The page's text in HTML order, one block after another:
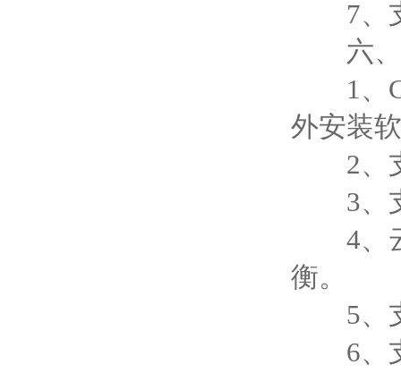
7、支
六、
1、CS
外安装
2、支
3、支
4、云
衡。
5、支
6、支